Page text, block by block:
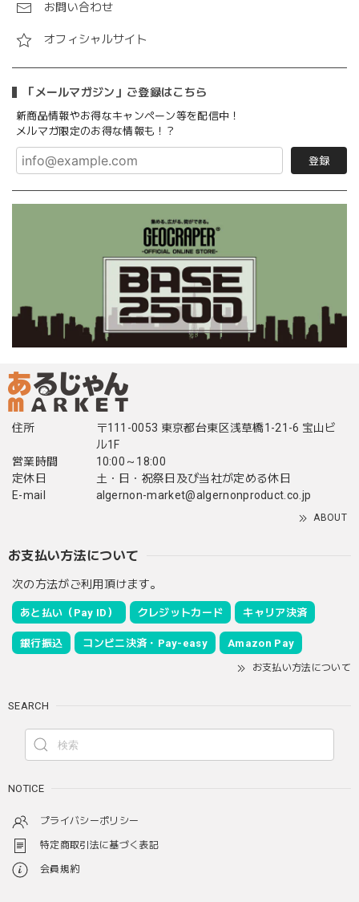
お問い合わせ
オフィシャルサイト
「メールマガジン」ご登録はこちら
新商品情報やお得なキャンペーン等を配信中！
メルマガ限定のお得な情報も！？
登録
住所
〒111-0053 東京都台東区浅草橋1-21-6 宝山ビ
ル1F
営業時間
10:00～18:00
定休日
土・日・祝祭日及び当社が定める休日
E-mail
algernon-market@algernonproduct.co.jp
ABOUT
お支払い方法について
次の方法がご利用頂けます。
あと払い（Pay ID） クレジットカード キャリア決済
銀行振込 コンビニ決済・Pay-easy Amazon Pay
お支払い方法について
SEARCH
NOTICE
プライバシーポリシー
特定商取引法に基づく表記
会員規約